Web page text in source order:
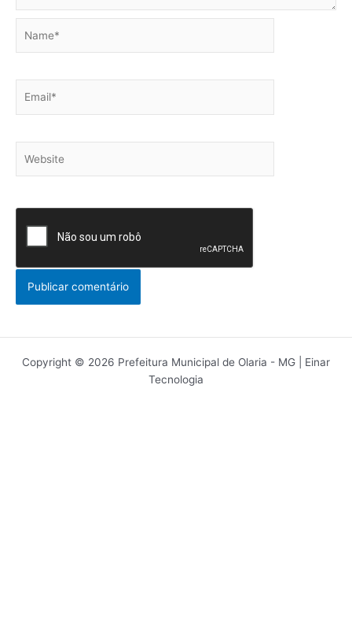
Copyright © 2026 Prefeitura Municipal de Olaria - MG | Einar
Tecnologia